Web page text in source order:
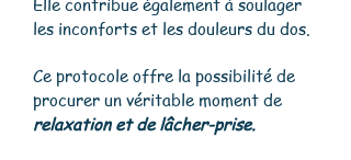
Elle contribue également à soulager
les inconforts et les douleurs du dos.
Ce protocole offre la possibilité de
procurer un véritable moment de
relaxation et de lâcher-prise.